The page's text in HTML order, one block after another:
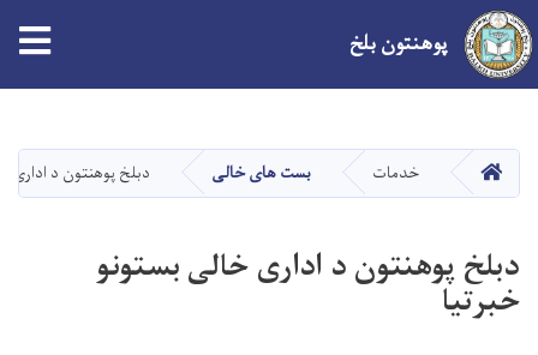
main
content
پوهنتون بلخ
صفحه اصلیخدمات بست های خالی دبلخ پوهنتون د اداری
دبلخ پوهنتون د اداری خالی بستونو
خبرتیا